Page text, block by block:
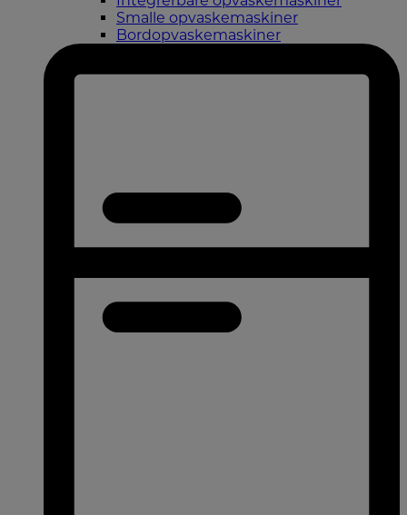
Smalle opvaskemaskiner
Bordopvaskemaskiner